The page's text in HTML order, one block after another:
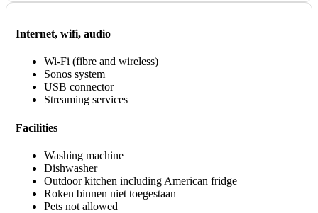
Internet, wifi, audio
Wi-Fi (fibre and wireless)
Sonos system
USB connector
Streaming services
Facilities
Washing machine
Dishwasher
Outdoor kitchen including American fridge
Roken binnen niet toegestaan
Pets not allowed